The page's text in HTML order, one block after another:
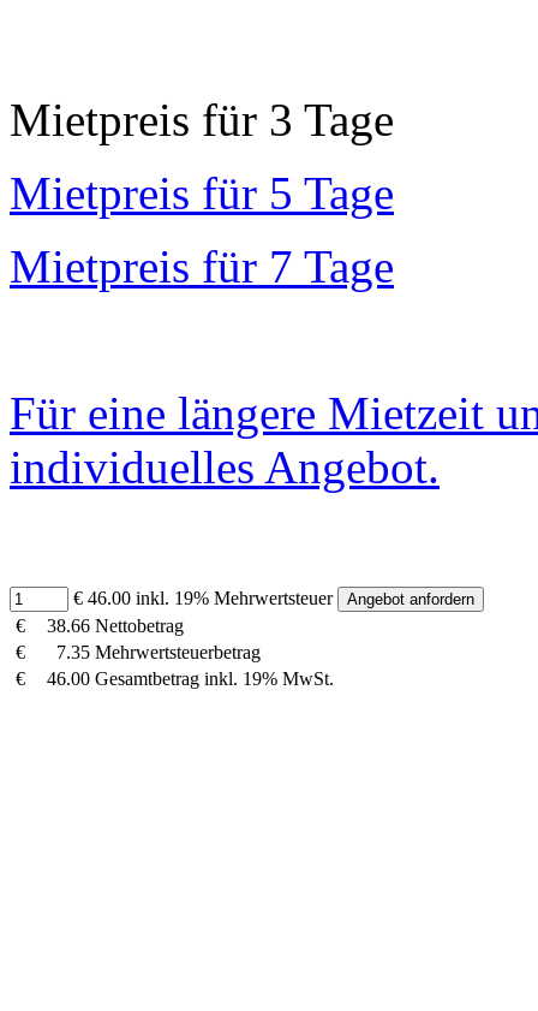
Mietpreis für 3 Tage
Mietpreis für 5 Tage
Mietpreis für 7 Tage
Für eine längere Mietzeit
individuelles Angebot.
€ 46.00 inkl. 19% Mehrwertsteuer
€
38.66 Nettobetrag
€
7.35 Mehrwertsteuerbetrag
€
46.00 Gesamtbetrag inkl. 19% MwSt.